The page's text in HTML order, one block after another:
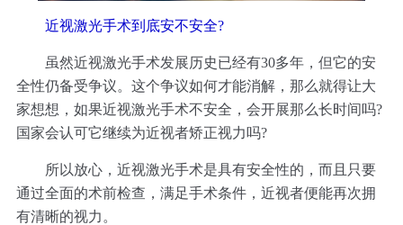
近视激光手术到底安不安全?
虽然近视激光手术发展历史已经有30多年，但它的安
全性仍备受争议。这个争议如何才能消解，那么就得让大
家想想，如果近视激光手术不安全，会开展那么长时间吗?
国家会认可它继续为近视者矫正视力吗?
所以放心，近视激光手术是具有安全性的，而且只要
通过全面的术前检查，满足手术条件，近视者便能再次拥
有清晰的视力。